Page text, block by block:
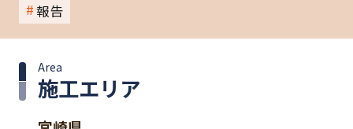
報告
施工エリア
Area